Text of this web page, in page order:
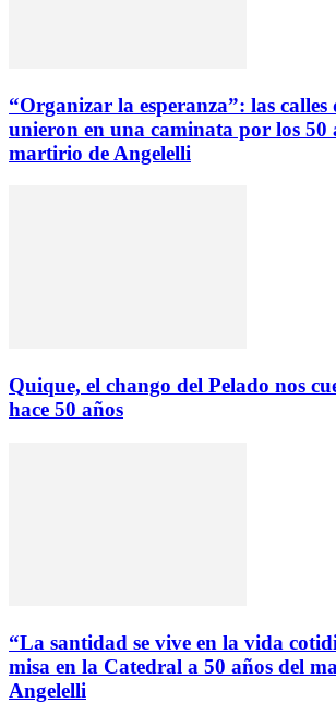
“Organizar la esperanza”: las calles
unieron en una caminata por los 50
martirio de Angelelli
Quique, el chango del Pelado nos
hace 50 años
“La santidad se vive en la vida
misa en la Catedral a 50 años del
Angelelli